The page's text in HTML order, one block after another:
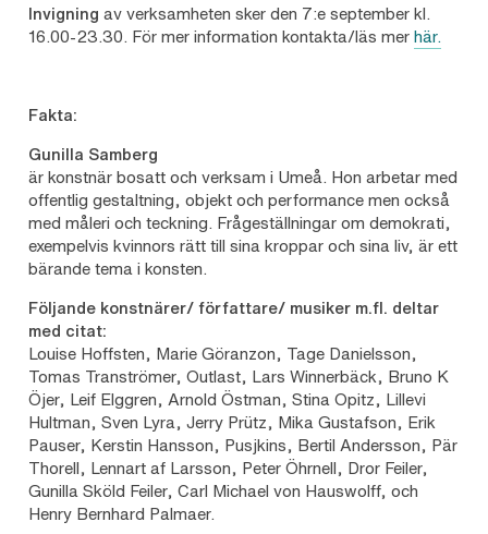
Invigningav verksamheten sker den 7:e september kl.
16.00-23.30. För mer information kontakta/läs merhär.
Fakta:
Gunilla Samberg
är konstnär bosatt och verksam i Umeå. Hon arbetar med
offentlig gestaltning, objekt och performance men också
med måleri och teckning. Frågeställningar om demokrati,
exempelvis kvinnors rätt till sina kroppar och sina liv, är ett
bärande tema i konsten.
Följande konstnärer/ författare/ musiker m.fl. deltar
med citat:
Louise Hoffsten, Marie Göranzon, Tage Danielsson,
Tomas Tranströmer, Outlast, Lars Winnerbäck, Bruno K
Öjer, Leif Elggren, Arnold Östman, Stina Opitz, Lillevi
Hultman, Sven Lyra, Jerry Prütz, Mika Gustafson, Erik
Pauser, Kerstin Hansson, Pusjkins, Bertil Andersson, Pär
Thorell, Lennart af Larsson, Peter Öhrnell, Dror Feiler,
Gunilla Sköld Feiler, Carl Michael von Hauswolff, och
Henry Bernhard Palmaer.